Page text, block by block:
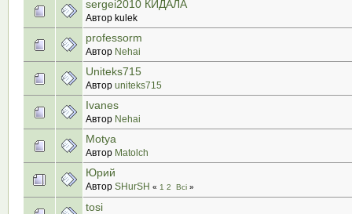
sergei2010 КИДАЛА
Автор kulek
professorm
Автор Nehai
Uniteks715
Автор uniteks715
Ivanes
Автор Nehai
Motya
Автор Matolch
Юрий
Автор SHurSH « 1 2 Всі »
tosi